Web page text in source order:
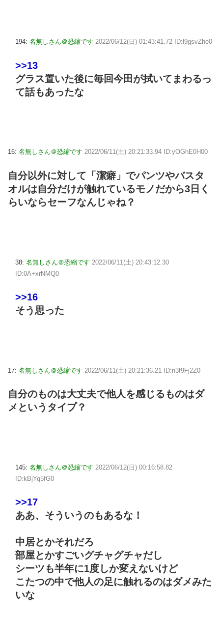
194: 名無しさん＠恐縮です 2022/06/12(日) 01:43:41.72 ID:l9gsvZhe0
>>13
グラス置いた後に毎回今田が拭いてまわるっ
て話もあったな
16: 名無しさん＠恐縮です 2022/06/11(土) 20:21:33.94 ID:yOGhE0H00
自分以外に対して「潔癖」でパンツやバスタ
オルは自分だけが触れているモノだから3日く
らいならセーフなんじゃね？
38: 名無しさん＠恐縮です 2022/06/11(土) 20:43:12.30
ID:0A+xrNMQ0
>>16
そう思った
17: 名無しさん＠恐縮です 2022/06/11(土) 20:21:36.21 ID:n3f9Fj2Z0
自分のものは大丈夫で他人を感じるものはダ
メというタイプ？
145: 名無しさん＠恐縮です 2022/06/12(日) 00:16:58.82
ID:kBjYq5fG0
>>17
ああ、そういうのもあるな！
中居とかそれだろ
部屋とかすごいグチャグチャだし
シーツも半年に1度しか変えないけど
こたつの中で他人の足に触れるのはダメみた
いな